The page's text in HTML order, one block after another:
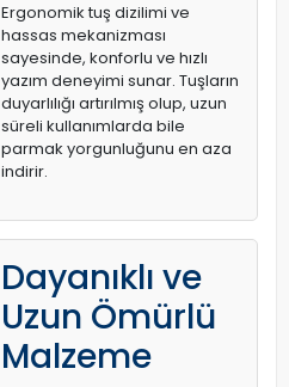
Ergonomik tuş dizilimi ve
hassas mekanizması
sayesinde, konforlu ve hızlı
yazım deneyimi sunar. Tuşların
duyarlılığı artırılmış olup, uzun
süreli kullanımlarda bile
parmak yorgunluğunu en aza
indirir.
Dayanıklı ve
Uzun Ömürlü
Malzeme